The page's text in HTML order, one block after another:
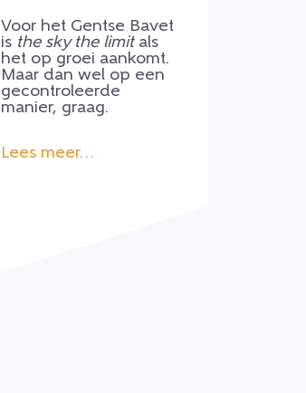
Voor het Gentse Bavet
is the sky the limitals
het op groei aankomt.
Maar dan wel op een
gecontroleerde
manier, graag.
Lees meer…